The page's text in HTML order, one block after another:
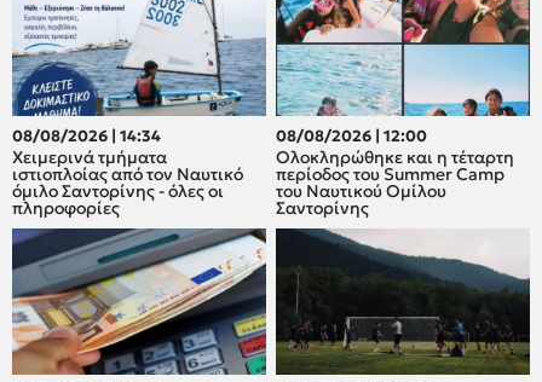
08/08/2026 | 14:34
Χειμερινά τμήματα
ιστιοπλοίας από τον Ναυτικό
όμιλο Σαντορίνης - όλες οι
πληροφορίες
08/08/2026 | 12:00
Oλοκληρώθηκε και η τέταρτη
περίοδος του Summer Camp
του Ναυτικού Ομίλου
Σαντορίνης